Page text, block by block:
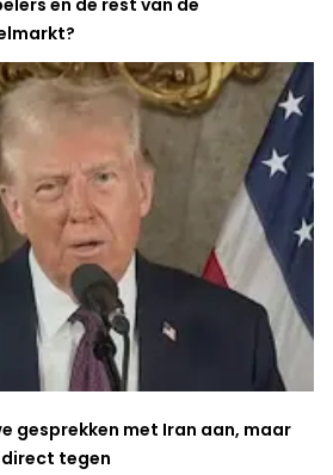
en de rest van de
gesprekken met Iran aan, maar
tegen